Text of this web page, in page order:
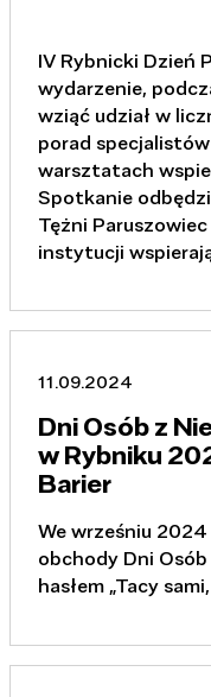
IV Rybnicki Dzień
wydarzenie,
wziąć udział w
porad
warsztatach
Spotkanie
Tężni
instytucji
11.09.2024
Dni Osób z
w Rybniku
Barier
We wrześniu 2024
obchody Dni
hasłem „Tacy